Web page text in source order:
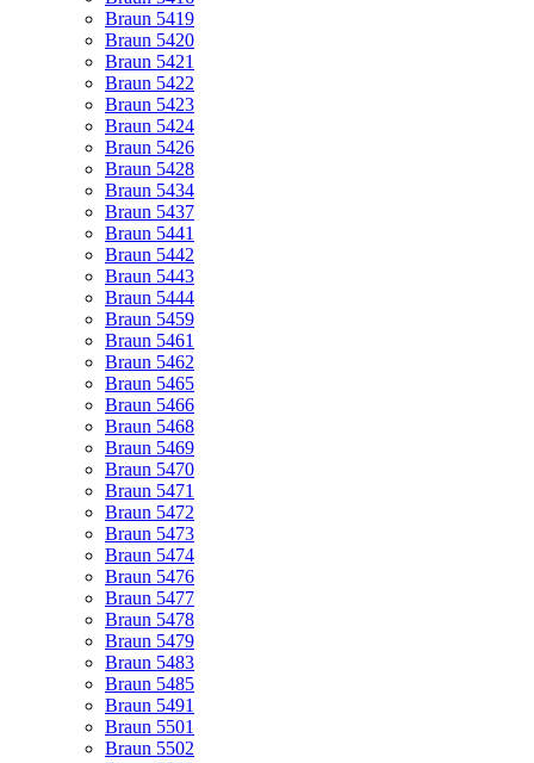
Braun 5419
Braun 5420
Braun 5421
Braun 5422
Braun 5423
Braun 5424
Braun 5426
Braun 5428
Braun 5434
Braun 5437
Braun 5441
Braun 5442
Braun 5443
Braun 5444
Braun 5459
Braun 5461
Braun 5462
Braun 5465
Braun 5466
Braun 5468
Braun 5469
Braun 5470
Braun 5471
Braun 5472
Braun 5473
Braun 5474
Braun 5476
Braun 5477
Braun 5478
Braun 5479
Braun 5483
Braun 5485
Braun 5491
Braun 5501
Braun 5502